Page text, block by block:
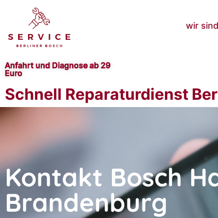
Anfahrt und Diagnose ab 29
Euro
wir
Schnell Reparaturdienst
Kontakt Bosch
Brandenburg